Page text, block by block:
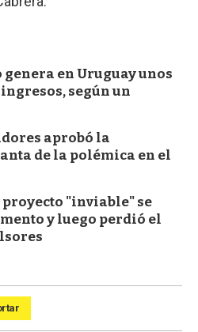
en Uruguay unos
según un
aprobó la
de la polémica en el
proyecto "inviable" se
y luego perdió el